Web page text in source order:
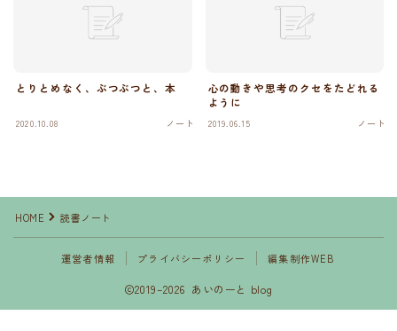
とりとめなく、ぶつぶつと、本
2020.10.08 ノート
心の動きや思考のクセをたどれる
ように
2019.06.15 ノート
HOME 読書ノート
運営者情報 プライバシーポリシー 編集制作WEB
2019–2026 あいのーと blog